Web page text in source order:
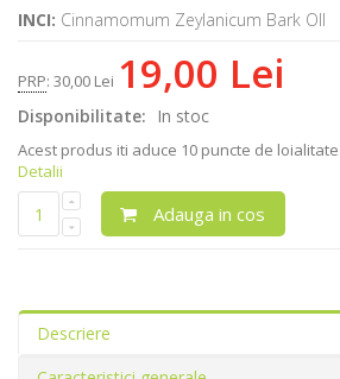
INCI: Cinnamomum Zeylanicum Bark OIl
PRP: 30,00 Lei 19,00 Lei
Disponibilitate: In stoc
Acest produs iti aduce 10 puncte de loialitate.
Detalii
Adauga in cos
Descriere